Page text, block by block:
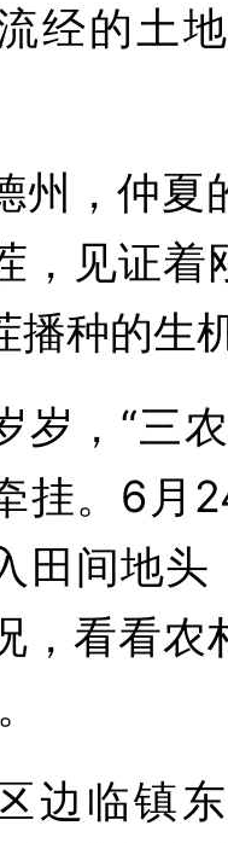
经的土
，仲夏
，见证着
种的生机
，“三农
挂。6月
田间地头
，看看农
临镇东